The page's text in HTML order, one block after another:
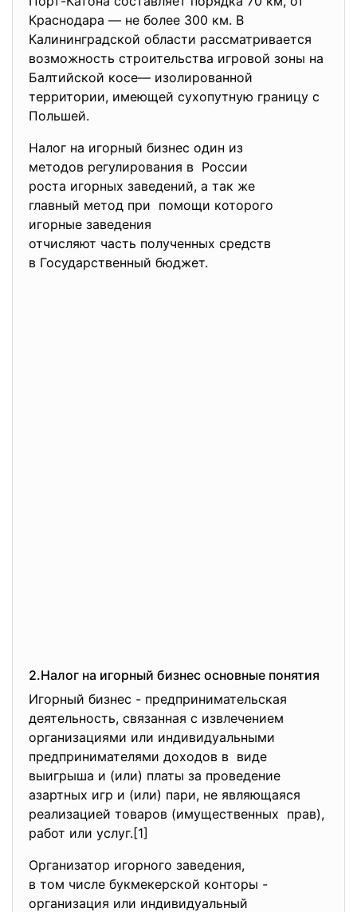
Краснодара — не более 300 км. В
Калининградской области рассматривается
возможность строительства игровой зоны на
Балтийской косе— изолированной
территории, имеющей сухопутную границу с
Польшей.
Налог на игорный бизнес один из
методов регулирования в России
роста игорных заведений, а так же
главный метод при помощи которого
игорные заведения
отчисляют часть полученных средств
в Государственный бюджет.
2.Налог на игорный бизнес основные понятия
Игорный бизнес - предпринимательская
деятельность, связанная с извлечением
организациями или индивидуальными
предпринимателями доходов в виде
выигрыша и (или) платы за проведение
азартных игр и (или) пари, не являющаяся
реализацией товаров (имущественных прав),
работ или услуг.[1]
Организатор игорного заведения,
в том числе букмекерской конторы -
организация или индивидуальный